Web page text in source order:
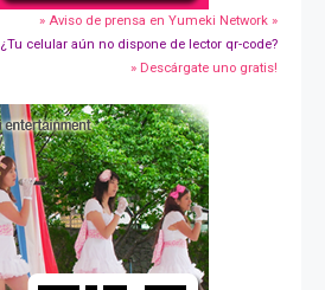
» Aviso de prensa en Yumeki Network »
¿Tu celular aún no dispone de lector qr-code?
» Descárgate uno gratis!